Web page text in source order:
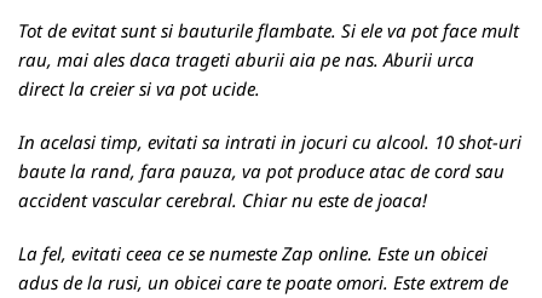
Tot de evitat sunt si bauturile flambate. Si ele va pot face mult
rau, mai ales daca trageti aburii aia pe nas. Aburii urca
direct la creier si va pot ucide.
In acelasi timp, evitati sa intrati in jocuri cu alcool. 10 shot-uri
baute la rand, fara pauza, va pot produce atac de cord sau
accident vascular cerebral. Chiar nu este de joaca!
La fel, evitati ceea ce se numeste Zap online. Este un obicei
adus de la rusi, un obicei care te poate omori. Este extrem de